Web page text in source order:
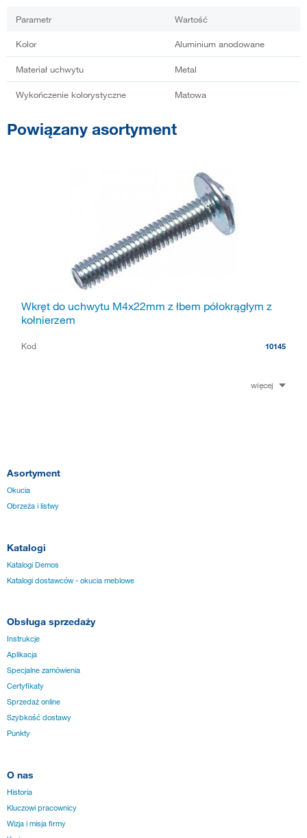
Parametr Wartość
Kolor Aluminium anodowane
Materiał uchwytu Metal
Wykończenie kolorystyczne Matowa
Powiązany asortyment
Wkręt do uchwytu M4x22mm z łbem półokrągłym z
kołnierzem
Kod 10145
więcej
Asortyment
Okucia
Obrzeża i listwy
Katalogi
Katalogi Demos
Katalogi dostawców - okucia meblowe
Obsługa sprzedaży
Instrukcje
Aplikacja
Specjalne zamówienia
Certyfikaty
Sprzedaż online
Szybkość dostawy
Punkty
O nas
Historia
Kluczowi pracownicy
Wizja i misja firmy